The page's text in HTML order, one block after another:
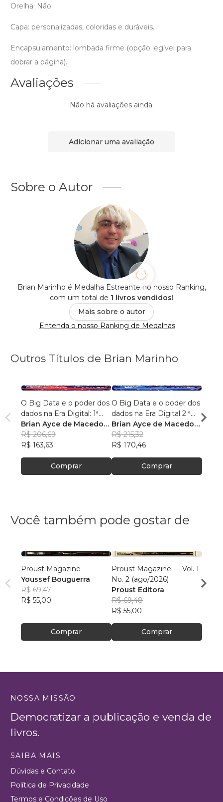
Orelha: Não.
Capa: personalizadas, coloridas e duráveis.
Encapsulamento: lombada firme (opção legível para
dobrar a página).
Avaliações
Não há avaliações ainda.
Adicionar uma avaliação
Sobre o Autor
Brian Marinho é Medalha Estreante no nosso Ranking,
com um total de 1 livros vendidos!
Mais sobre o autor
Entenda o nosso Ranking de Medalhas
Outros Títulos de Brian Marinho
O Big Data e o poder dos
dados na Era Digital: 1ª
Edição.
Brian Ayce de Macedo
Marinho
R$ 206,69
R$ 163,63
Comprar
O Big Data e o poder dos
dados na Era Digital 2 ª
Edição:
Brian Ayce de Macedo
Marinho
R$ 215,32
R$ 170,46
Comprar
Você também pode gostar de
Proust Magazine
Youssef Bouguerra
R$ 69,47
R$ 55,00
Comprar
Proust Magazine — Vol. 1
No. 2 (ago/2026)
Proust Editora
R$ 69,48
R$ 55,00
Comprar
NOSSA MISSÃO
Democratizar a publicação e venda de
livros.
SAIBA MAIS
Dúvidas e Contato
Política de Privacidade
Termos e Condições de Uso